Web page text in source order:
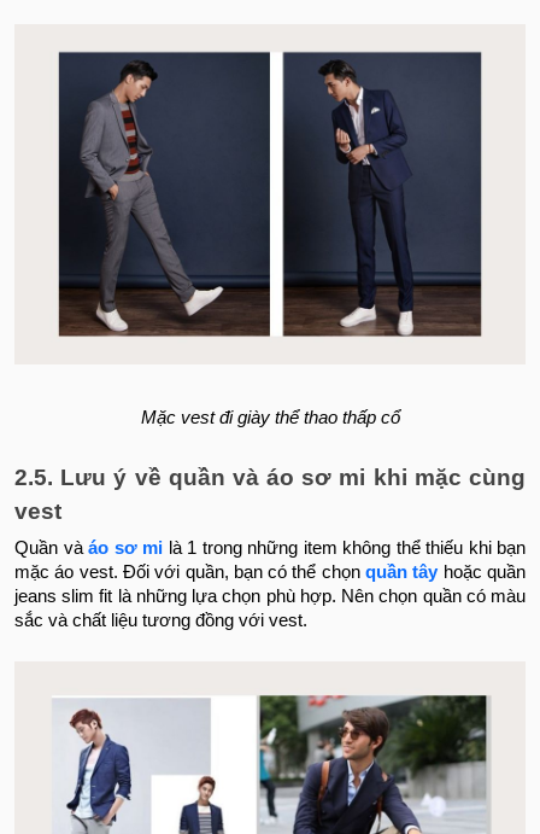
Mặc vest đi giày thể thao thấp cổ
2.5. Lưu ý về quần và áo sơ mi khi mặc cùng
vest
Quần vàáo sơ mi là 1 trong những item không thể thiếu khi bạn
mặc áo vest. Đối với quần, bạn có thể chọnquần tây hoặc quần
jeans slim fit là những lựa chọn phù hợp. Nên chọn quần có màu
sắc và chất liệu tương đồng với vest.